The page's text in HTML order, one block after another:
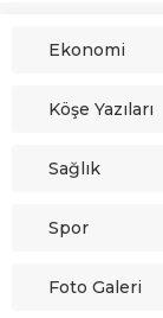
Ekonomi
Köşe Yazıları
Sağlık
Spor
Foto Galeri